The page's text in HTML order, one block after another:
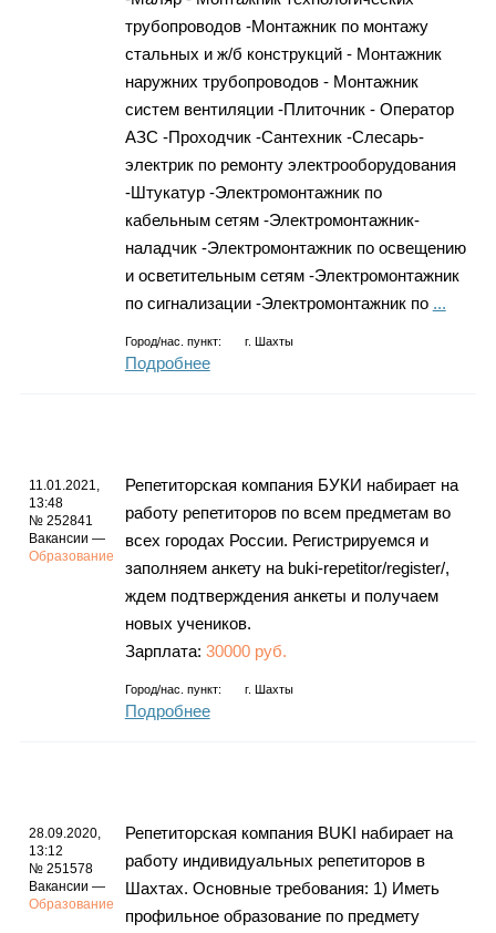
трубопроводов -Монтажник по монтажу
стальных и ж/б конструкций - Монтажник
наружних трубопроводов - Монтажник
систем вентиляции -Плиточник - Оператор
АЗС -Проходчик -Сантехник -Слесарь-
электрик по ремонту электрооборудования
-Штукатур -Электромонтажник по
кабельным сетям -Электромонтажник-
наладчик -Электромонтажник по освещению
и осветительным сетям -Электромонтажник
по сигнализации -Электромонтажник по ...
Город/нас. пункт: г. Шахты
Подробнее
11.01.2021,
13:48
№ 252841
Вакансии —
Образование
Репетиторская компания БУКИ набирает на
работу репетиторов по всем предметам во
всех городах России. Регистрируемся и
заполняем анкету на buki-repetitor/register/,
ждем подтверждения анкеты и получаем
новых учеников.
Зарплата: 30000 руб.
Город/нас. пункт: г. Шахты
Подробнее
28.09.2020,
13:12
№ 251578
Вакансии —
Образование
Репетиторская компания BUKI набирает на
работу индивидуальных репетиторов в
Шахтах. Основные требования: 1) Иметь
профильное образование по предмету